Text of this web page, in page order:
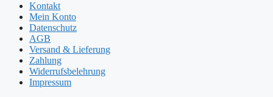
Kontakt
Mein Konto
Datenschutz
AGB
Versand & Lieferung
Zahlung
Widerrufsbelehrung
Impressum